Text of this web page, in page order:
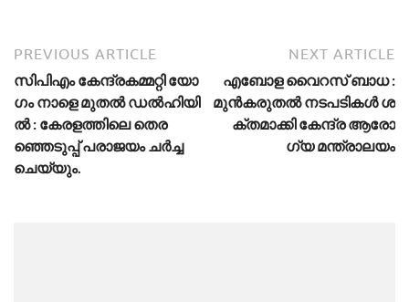
PREVIOUS ARTICLE
സി​പി​എം കേ​ന്ദ്ര​ക​മ്മ​റ്റി യോ​
ഗം നാ​ളെ മു​ത​ൽ ഡ​ൽ​ഹി​യി​
ൽ : കേ​ര​ള​ത്തി​ലെ തെ​ര​
ഞ്ഞെ​ടു​പ്പ് പ​രാ​ജ​യം ച​ർ​ച്ച
ചെ​യ്യും.
NEXT ARTICLE
എ​ബോ​ള വൈ​റ​സ് ബാ​ധ :
മു​ൻ​ക​രു​ത​ൽ ന​ട​പ​ടി​ക​ൾ ശ​
ക്ത​മാ​ക്കി കേ​ന്ദ്ര ആ​രോ​
ഗ്യ മ​ന്ത്രാ​ല​യം